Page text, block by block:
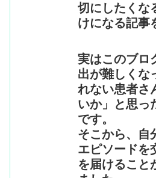
切にしたくな
けになる記事
実はこのブロ
出が難しくな
れない患者さ
いか」と思っ
です。
そこから、自
エピソードを
を届けること